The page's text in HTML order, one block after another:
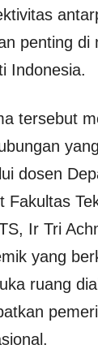
penting di
Indonesia.
tersebut
dosen
Fakultas
Ir Tri
yang
ruang